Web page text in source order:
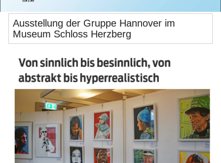
Ausstellung der Gruppe Hannover im
Museum Schloss Herzberg